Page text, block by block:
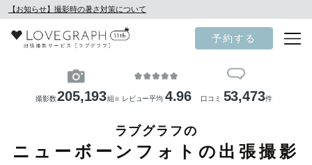
【お知らせ】撮影時の暑さ対策について
予約する
撮影数205,193組 ※ レビュー平均 4.96 口コミ 53,473件
ラブグラフの
ニューボーンフォトの出張撮影